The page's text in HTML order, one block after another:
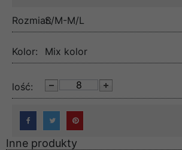
Rozmiar:S/M-M/L
Kolor: Mix kolor
lość:
Inne produkty